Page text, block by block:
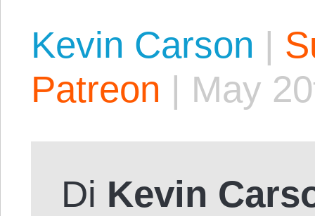
Kevin Carson |
Patreon | May
Di Kevin